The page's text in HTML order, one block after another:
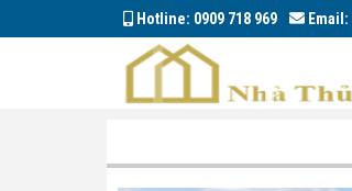
Hotline: 0909 718 969 Email: